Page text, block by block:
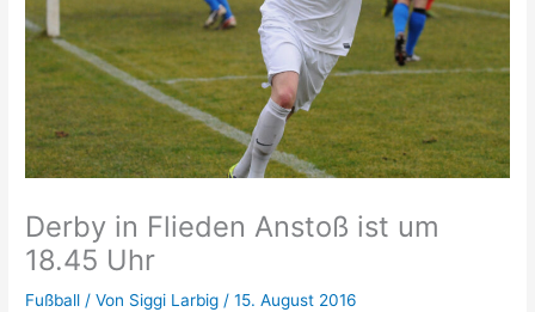
Derby in Flieden Anstoß ist um
18.45 Uhr
Fußball / Von Siggi Larbig/15. August 2016